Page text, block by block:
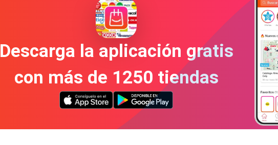
Descarga la aplicación gratis
con más de 1250 tiendas